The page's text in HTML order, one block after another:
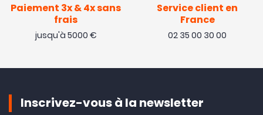
Paiement 3x & 4x sans
frais
jusqu'à 5000 €
Service client en
France
02 35 00 30 00
Inscrivez-vous à la newsletter